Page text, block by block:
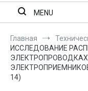
MENU
Главная
ИССЛЕДОВАНИЕ
14)